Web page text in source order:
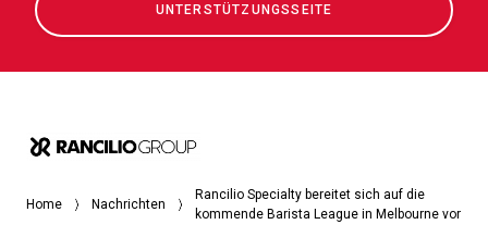
UNTERSTÜTZUNGSSEITE
Home Nachrichten
Rancilio Specialty bereitet sich auf die
kommende Barista League in Melbourne vor